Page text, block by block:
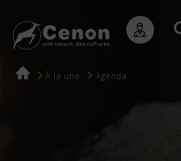
Fil
À la une Agenda